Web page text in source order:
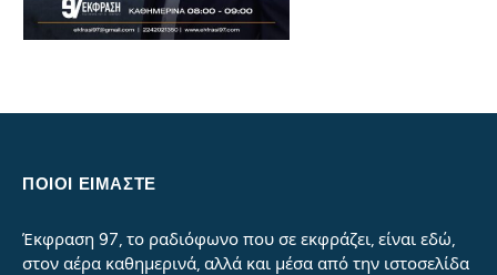
ΠΟΙΟΙ ΕΙΜΑΣΤΕ
Έκφραση 97, το ραδιόφωνο που σε εκφράζει, είναι εδώ,
στον αέρα καθημερινά, αλλά και μέσα από την ιστοσελίδα